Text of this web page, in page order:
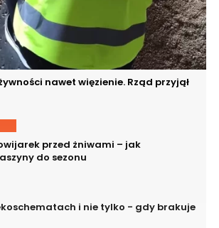
nawet więzienie. Rząd przyjął
przed żniwami – jak
do sezonu
i nie tylko - gdy brakuje